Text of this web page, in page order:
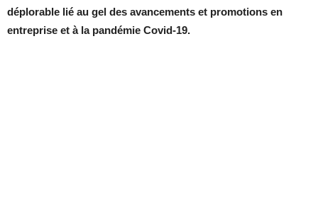
déplorable lié au gel des avancements et promotions en
entreprise et à la pandémie Covid-19.